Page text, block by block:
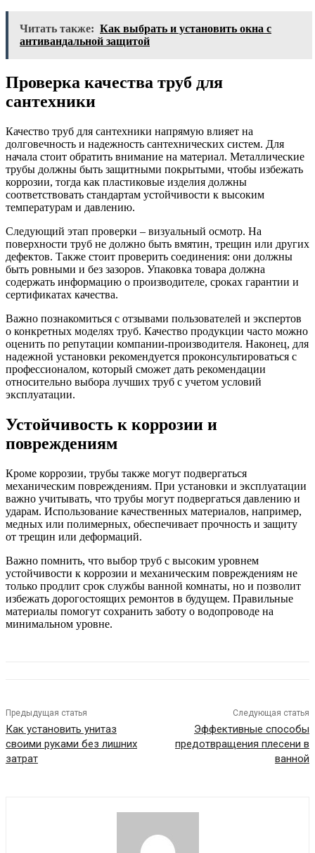
Читать также: Как выбрать и установить окна с
антивандальной защитой
Проверка качества труб для
сантехники
Качество труб для сантехники напрямую влияет на
долговечность и надежность сантехнических систем. Для
начала стоит обратить внимание на материал. Металлические
трубы должны быть защитными покрытыми, чтобы избежать
коррозии, тогда как пластиковые изделия должны
соответствовать стандартам устойчивости к высоким
температурам и давлению.
Следующий этап проверки – визуальный осмотр. На
поверхности труб не должно быть вмятин, трещин или других
дефектов. Также стоит проверить соединения: они должны
быть ровными и без зазоров. Упаковка товара должна
содержать информацию о производителе, сроках гарантии и
сертификатах качества.
Важно познакомиться с отзывами пользователей и экспертов
о конкретных моделях труб. Качество продукции часто можно
оценить по репутации компании-производителя. Наконец, для
надежной установки рекомендуется проконсультироваться с
профессионалом, который сможет дать рекомендации
относительно выбора лучших труб с учетом условий
эксплуатации.
Устойчивость к коррозии и
повреждениям
Кроме коррозии, трубы также могут подвергаться
механическим повреждениям. При установки и эксплуатации
важно учитывать, что трубы могут подвергаться давлению и
ударам. Использование качественных материалов, например,
медных или полимерных, обеспечивает прочность и защиту
от трещин или деформаций.
Важно помнить, что выбор труб с высоким уровнем
устойчивости к коррозии и механическим повреждениям не
только продлит срок службы ванной комнаты, но и позволит
избежать дорогостоящих ремонтов в будущем. Правильные
материалы помогут сохранить заботу о водопроводе на
минимальном уровне.
Предыдущая статья
Как установить унитаз
своими руками без лишних
затрат
Следующая статья
Эффективные способы
предотвращения плесени в
ванной